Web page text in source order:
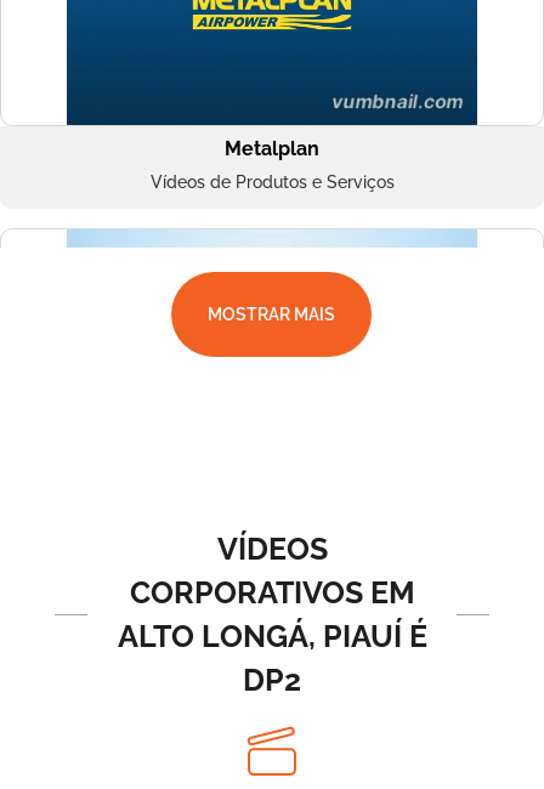
Metalplan
Vídeos de Produtos e Serviços
MOSTRAR MAIS
VÍDEOS
CORPORATIVOS EM
ALTO LONGÁ, PIAUÍ É
DP2